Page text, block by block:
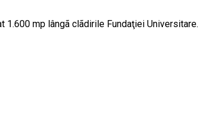
1.600 mp lângã clãdirile Fundaţiei Universitare.